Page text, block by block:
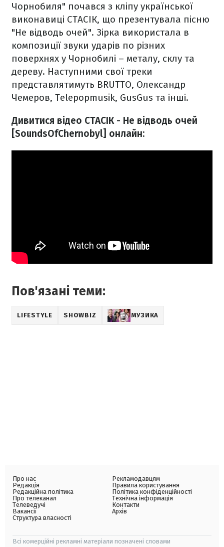
Чорнобиля" почався з кліпу української
виконавиці СТАСІК, що презентувала пісню
"Не відводь очей". Зірка використала в
композиції звуки ударів по різних
поверхнях у Чорнобилі – металу, склу та
дереву. Наступними свої треки
представлятимуть BRUTTO, Олександр
Чемеров, Telepopmusik, GusGus та інші.
Дивитися відео СТАСІК - Не відводь очей
[SoundsOfChernobyl] онлайн:
Пов'язані теми:
LIFESTYLE SHOWBIZ МУЗИКА
Про нас
Редакція
Редакційна політика
Про телеканал
Телеведучі
Вакансії
Структура власності
Рекламодавцям
Правила користування
Політика конфіденційності
Технічна інформація
Контакти
Архів
Всі комерційні рекламні матеріали позначені словами